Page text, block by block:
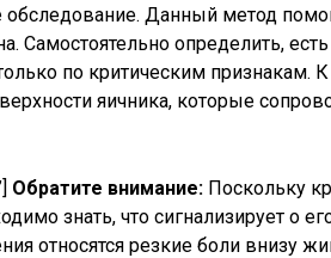
обследование. Данный метод
Самостоятельно определить,
по критическим признакам.
яичника, которые
Обратите внимание: Поскольку
знать, что сигнализирует о
относятся резкие боли внизу